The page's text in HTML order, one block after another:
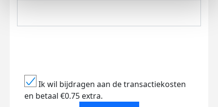
Ik wil bijdragen aan de transactiekosten
en betaal €0.75 extra.